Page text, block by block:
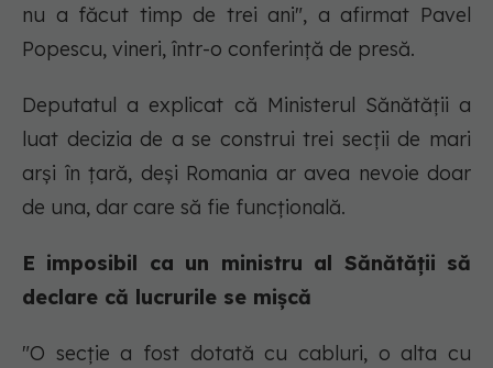
nu a făcut timp de trei ani", a afirmat Pavel
Popescu, vineri, într-o conferinţă de presă.
Deputatul a explicat că Ministerul Sănătăţii a
luat decizia de a se construi trei secţii de mari
arşi în ţară, deşi Romania ar avea nevoie doar
de una, dar care să fie funcţională.
E imposibil ca un ministru al Sănătăţii să
declare că lucrurile se mişcă
"O secţie a fost dotată cu cabluri, o alta cu